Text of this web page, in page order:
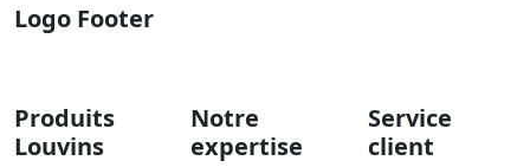
Logo Footer
Produits
Louvins
Notre
expertise
Service
client